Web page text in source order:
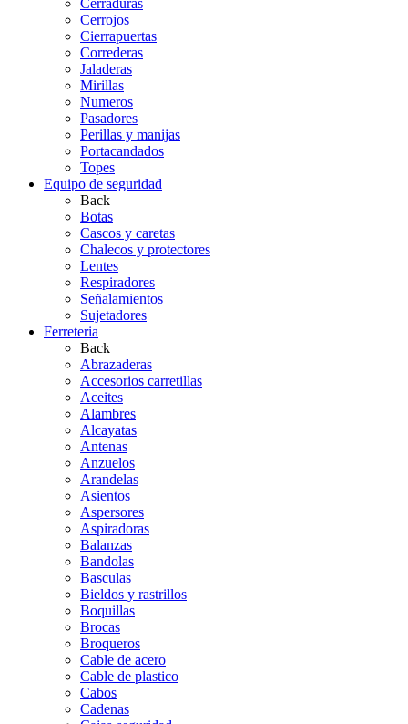
Cerraduras
Cerrojos
Cierrapuertas
Correderas
Jaladeras
Mirillas
Numeros
Pasadores
Perillas y manijas
Portacandados
Topes
Equipo de seguridad
Back
Botas
Cascos y caretas
Chalecos y protectores
Lentes
Respiradores
Señalamientos
Sujetadores
Ferreteria
Back
Abrazaderas
Accesorios carretillas
Aceites
Alambres
Alcayatas
Antenas
Anzuelos
Arandelas
Asientos
Aspersores
Aspiradoras
Balanzas
Bandolas
Basculas
Bieldos y rastrillos
Boquillas
Brocas
Broqueros
Cable de acero
Cable de plastico
Cabos
Cadenas